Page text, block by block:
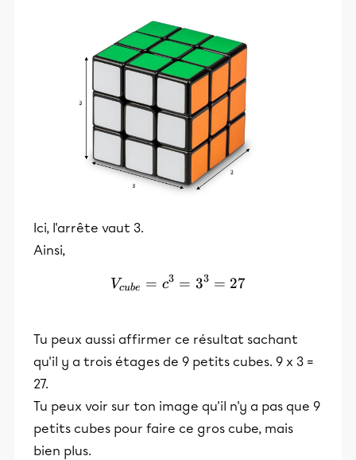
Ici, l'arrête vaut 3.
Ainsi,
V_{cube} = c^3 = 3^3 =
Vcube = c3 = 33 = 27
Tu peux aussi affirmer ce résultat sachant
qu'il y a trois étages de 9 petits cubes. 9 x 3 =
27.
Tu peux voir sur ton image qu'il n'y a pas que 9
petits cubes pour faire ce gros cube, mais
bien plus.